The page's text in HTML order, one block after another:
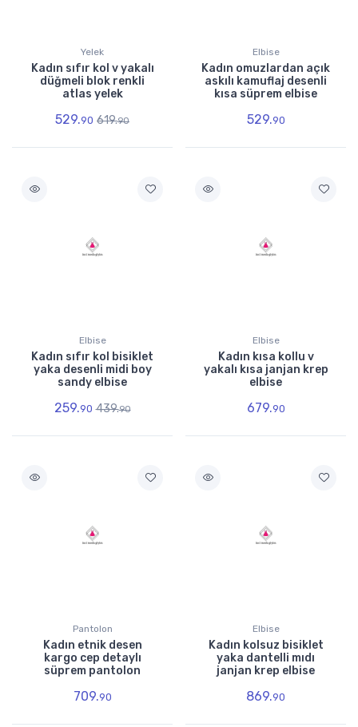
Yelek
Kadın sıfır kol v yakalı
düğmeli blok renkli
atlas yelek
529.90 619.90
Elbise
Kadın omuzlardan açık
askılı kamuflaj desenli
kısa süprem elbise
529.90
Elbise
Kadın sıfır kol bisiklet
yaka desenli midi boy
sandy elbise
259.90 439.90
Elbise
Kadın kısa kollu v
yakalı kısa janjan krep
elbise
679.90
Pantolon
Kadın etnik desen
kargo cep detaylı
süprem pantolon
709.90
Elbise
Kadın kolsuz bisiklet
yaka dantelli mıdı
janjan krep elbise
869.90